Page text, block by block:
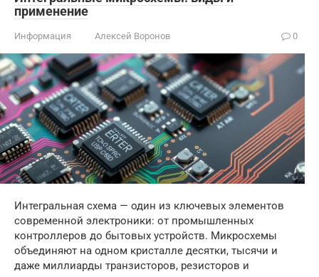
применение
Информация Алексей Воронов 0
Интегральная схема — один из ключевых элементов
современной электроники: от промышленных
контроллеров до бытовых устройств. Микросхемы
объединяют на одном кристалле десятки, тысячи и
даже миллиарды транзисторов, резисторов и